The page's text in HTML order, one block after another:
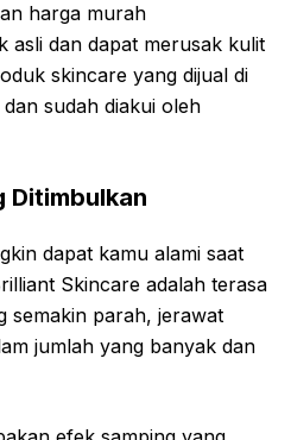
harga murah
asli dan dapat merusak kulit
skincare yang dijual di
sudah diakui oleh
Ditimbulkan
dapat kamu alami saat
Skincare adalah terasa
semakin parah, jerawat
jumlah yang banyak dan